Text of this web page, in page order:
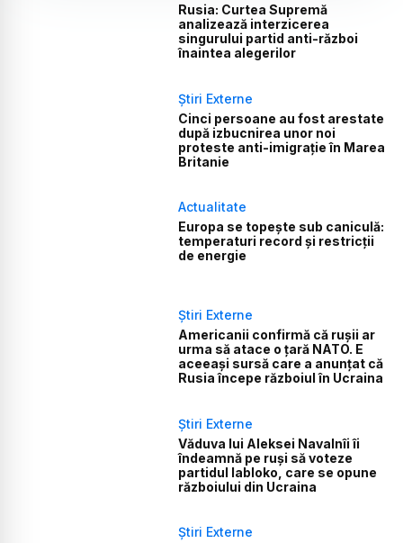
Rusia: Curtea Supremă
analizează interzicerea
singurului partid anti-război
înaintea alegerilor
Știri Externe
Cinci persoane au fost arestate
după izbucnirea unor noi
proteste anti-imigrație în Marea
Britanie
Actualitate
Europa se topește sub caniculă:
temperaturi record și restricții
de energie
Știri Externe
Americanii confirmă că rușii ar
urma să atace o țară NATO. E
aceeași sursă care a anunțat că
Rusia începe războiul în Ucraina
Știri Externe
Văduva lui Aleksei Navalnîi îi
îndeamnă pe ruși să voteze
partidul Iabloko, care se opune
războiului din Ucraina
Știri Externe